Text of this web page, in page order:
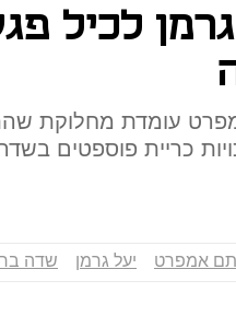
לכיל
עומדת מחלוקת
כריית פוספטים
אמפרט יעל גרמן שדה